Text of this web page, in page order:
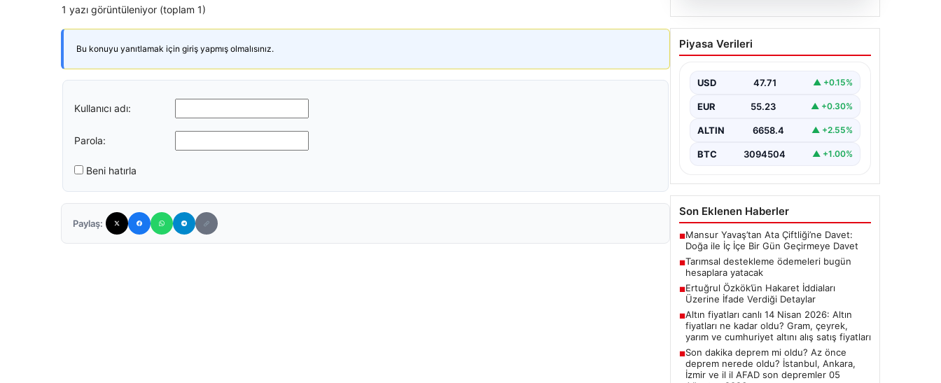
1 yazı görüntüleniyor (toplam 1)
Bu konuyu yanıtlamak için giriş yapmış olmalısınız.
Kullanıcı adı:
Parola:
Beni hatırla
Paylaş:
Tarımsal destekleme
ödemeleri bugün
Piyasa Verileri
USD 47.71 ▲ +0.15%
EUR 55.23 ▲ +0.30%
ALTIN 6658.4 ▲ +2.55%
BTC 3094504 ▲ +1.00%
Son Eklenen Haberler
■Mansur Yavaş’tan Ata Çiftliği’ne Davet:
Doğa ile İç İçe Bir Gün Geçirmeye Davet
■Tarımsal destekleme ödemeleri bugün
hesaplara yatacak
■Ertuğrul Özkök’ün Hakaret İddiaları
Üzerine İfade Verdiği Detaylar
■Altın fiyatları canlı 14 Nisan 2026: Altın
fiyatları ne kadar oldu? Gram, çeyrek,
yarım ve cumhuriyet altını alış satış fiyatları
■Son dakika deprem mi oldu? Az önce
deprem nerede oldu? İstanbul, Ankara,
İzmir ve il il AFAD son depremler 05